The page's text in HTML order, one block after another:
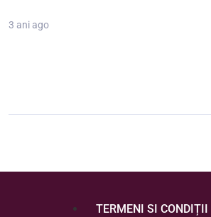
3 ani ago
TERMENI SI CONDIȚII